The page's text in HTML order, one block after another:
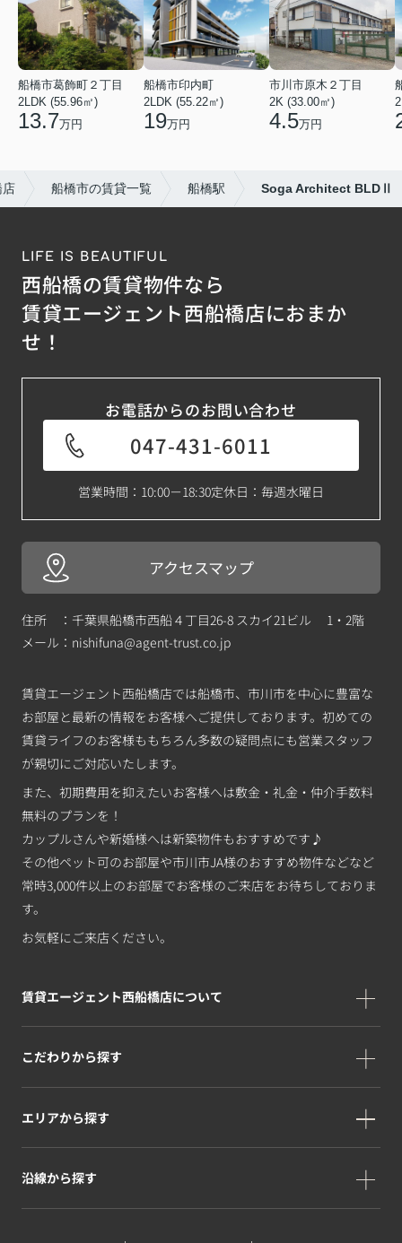
船橋市葛飾町２丁目
2LDK (55.96㎡)
13.7万円
船橋市印内町
2LDK (55.22㎡)
19万円
市川市原木２丁目
2K (33.00㎡)
4.5万円
店 船橋市の賃貸一覧 船橋駅 Soga Architect BLDⅡ
LIFE IS BEAUTIFUL
西船橋の賃貸物件なら
賃貸エージェント西船橋店におまか
せ！
お電話からのお問い合わせ
047-431-6011
営業時間：10:00－18:30定休日：毎週水曜日
アクセスマップ
住所 ：千葉県船橋市西船４丁目26-8 スカイ21ビル 1・2階
メール： nishifuna@agent-trust.co.jp
賃貸エージェント西船橋店では船橋市、市川市を中心に豊富な
お部屋と最新の情報をお客様へご提供しております。初めての
賃貸ライフのお客様ももちろん多数の疑問点にも営業スタッフ
が親切にご対応いたします。
また、初期費用を抑えたいお客様へは敷金・礼金・仲介手数料
無料のプランを！
カップルさんや新婚様へは新築物件もおすすめです♪
その他ペット可のお部屋や市川市JA様のおすすめ物件などなど
常時3,000件以上のお部屋でお客様のご来店をお待ちしておりま
す。
お気軽にご来店ください。
賃貸エージェント西船橋店について
こだわりから探す
エリアから探す
沿線から探す